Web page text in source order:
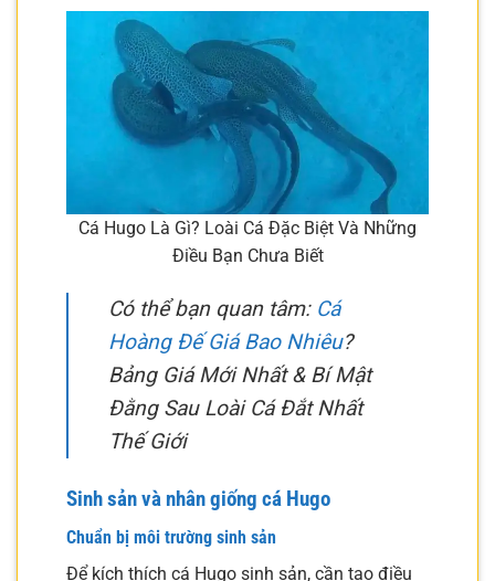
Cá Hugo Là Gì? Loài Cá Đặc Biệt Và Những
Điều Bạn Chưa Biết
Có thể bạn quan tâm: Cá
Hoàng Đế Giá Bao Nhiêu?
Bảng Giá Mới Nhất & Bí Mật
Đằng Sau Loài Cá Đắt Nhất
Thế Giới
Sinh sản và nhân giống cá Hugo
Chuẩn bị môi trường sinh sản
Để kích thích cá Hugo sinh sản, cần tạo điều